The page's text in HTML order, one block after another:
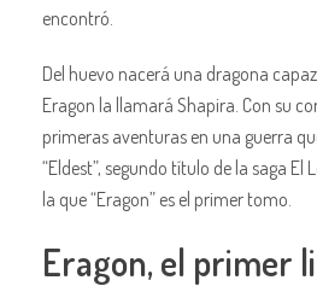
encontró.
Del huevo nacerá una dragona
Eragon la llamará Shapira. Con su
primeras aventuras en una guerra
“Eldest”, segundo título de la saga El
la que “Eragon” es el primer tomo.
Eragon, el primer